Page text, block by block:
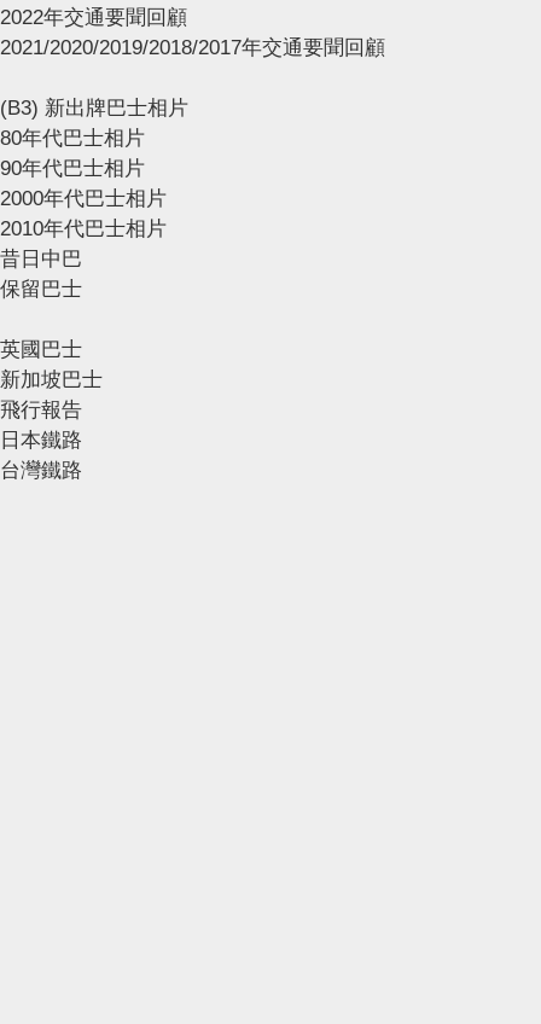
2022年交通要聞回顧
2021/2020/2019/2018/2017年交通要聞回顧
(B3) 新出牌巴士相片
80年代巴士相片
90年代巴士相片
2000年代巴士相片
2010年代巴士相片
昔日中巴
保留巴士
英國巴士
新加坡巴士
飛行報告
日本鐵路
台灣鐵路